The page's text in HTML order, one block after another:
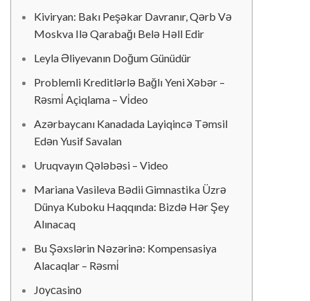
Kiviryan: Bakı Peşəkar Davranır, Qərb Və
Moskva Ilə Qarabağı Belə Həll Edir
Leyla Əliyevanın Doğum Günüdür
Problemli Kreditlərlə Bağlı Yeni Xəbər –
Rəsmi̇ Açiqlama – Vi̇deo
Azərbaycanı Kanadada Layiqincə Təmsil
Edən Yusif Savalan
Uruqvayın Qələbəsi – Video
Mariana Vasileva Bədii Gimnastika Üzrə
Dünya Kuboku Haqqında: Bizdə Hər Şey
Alınacaq
Bu Şəxslərin Nəzərinə: Kompensasiya
Alacaqlar – Rəsmi̇
Jоyсаsinо